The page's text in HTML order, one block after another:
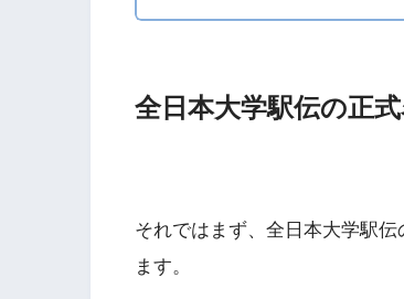
全日本大学駅伝の正
それではまず、全日本大学駅
ます。